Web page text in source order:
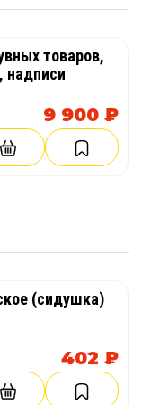
товаров,
надписи
9 900 ₽
(сидушка)
402 ₽